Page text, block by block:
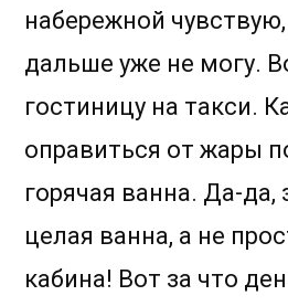
набережной
дальше уже не могу.
гостиницу на такси.
оправиться от жары
горячая ванна. Да-да,
целая ванна, а не
кабина! Вот за что